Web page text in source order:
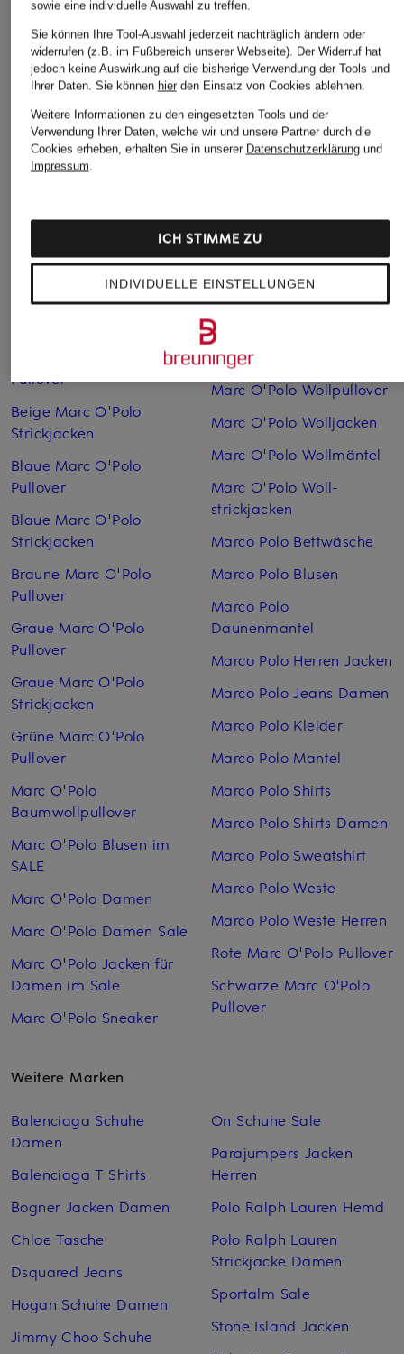
MOS MOSH
Wide Leg Jeans
MMDARA SALUTE
CHF 100
Ursprünglich:CHF 129
CAMBIO
Barrel Jeans ORIA
Ursprünglich:CHF 189
Marc O'Polo
Hose MINU
Ursprünglich:CHF 159
Pullover
Beige Marc O'Polo
Strickjacken
Blaue Marc O'Polo
Pullover
Blaue Marc O'Polo
Strickjacken
Braune Marc O'Polo
Pullover
Graue Marc O'Polo
Pullover
Graue Marc O'Polo
Strickjacken
Grüne Marc O'Polo
Pullover
Marc O'Polo
Baumwollpullover
Marc O'Polo Blusen im
SALE
Marc O'Polo Damen
Marc O'Polo Damen Sale
Marc O'Polo Jacken für
Damen im Sale
Marc O'Polo Sneaker
Marc O'Polo Taschen
Marc O'Polo Wollpullover
Marc O'Polo Woll­jacken
Marc O'Polo Woll­mäntel
Marc O'Polo Woll­
strickjacken
Marco Polo Bettwäsche
Marco Polo Blusen
Marco Polo
Daunenmantel
Marco Polo Herren Jacken
Marco Polo Jeans Damen
Marco Polo Kleider
Marco Polo Mantel
Marco Polo Shirts
Marco Polo Shirts Damen
Marco Polo Sweatshirt
Marco Polo Weste
Marco Polo Weste Herren
Rote Marc O'Polo Pullover
Schwarze Marc O'Polo
Pullover
Weitere Marken
Balenciaga Schuhe
Damen
Balenciaga T Shirts
Bogner Jacken Damen
Chloe Tasche
Dsquared Jeans
Hogan Schuhe Damen
Jimmy Choo Schuhe
On Schuhe Sale
Parajumpers Jacken
Herren
Polo Ralph Lauren Hemd
Polo Ralph Lauren
Strickjacke Damen
Sportalm Sale
Stone Island Jacken
sowie eine individuelle Auswahl zu treffen.
Sie können Ihre Tool-Auswahl jederzeit nachträglich ändern oder
widerrufen (z.B. im Fußbereich unserer Webseite). Der Widerruf hat
jedoch keine Auswirkung auf die bisherige Verwendung der Tools und
Ihrer Daten. Sie können hierden Einsatz von Cookies ablehnen.
Weitere Informationen zu den eingesetzten Tools und der
Verwendung Ihrer Daten, welche wir und unsere Partner durch die
Cookies erheben, erhalten Sie in unserer Datenschutzerklärungund
Impressum.
INDIVIDUELLE EINSTELLUNGEN
ICH STIMME ZU